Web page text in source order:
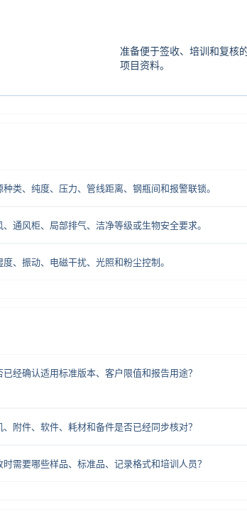
准备便于签收、培训和复核
项目资料。
种类、纯度、压力、管线距离、钢瓶间和报警联锁。
、通风柜、局部排气、洁净等级或生物安全要求。
度、振动、电磁干扰、光照和粉尘控制。
已经确认适用标准版本、客户限值和报告用途？
、附件、软件、耗材和备件是否已经同步核对？
时需要哪些样品、标准品、记录格式和培训人员？